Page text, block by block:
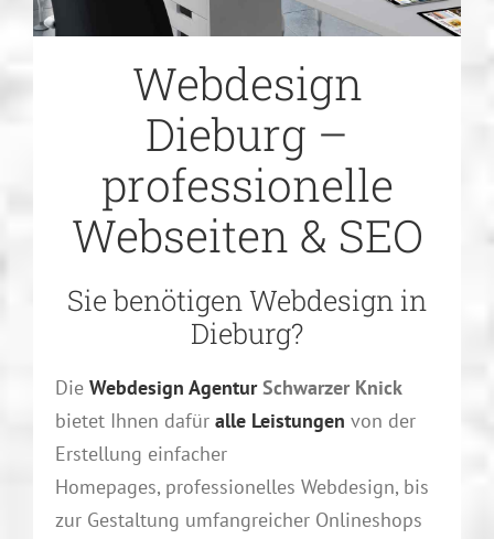
Webdesign
Dieburg –
professionelle
Webseiten & SEO
Sie benötigen Webdesign in
Dieburg?
Die Webdesign AgenturSchwarzer Knick
bietet Ihnen dafür alle Leistungen von der
Erstellung einfacher
Homepages, professionelles Webdesign, bis
zur Gestaltung umfangreicher Onlineshops